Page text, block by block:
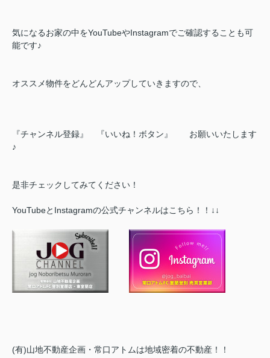
気になるお家の中をYouTubeやInstagramでご確認することも可
能です♪
オススメ物件をどんどんアップしていきますので、
『チャンネル登録』 『いいね！ボタン』 お願いいたします
♪
是非チェックしてみてください！
YouTubeとInstagramの公式チャンネルはこちら！！↓↓
(有)山地不動産企画・常口アトムは地域密着の不動産！！